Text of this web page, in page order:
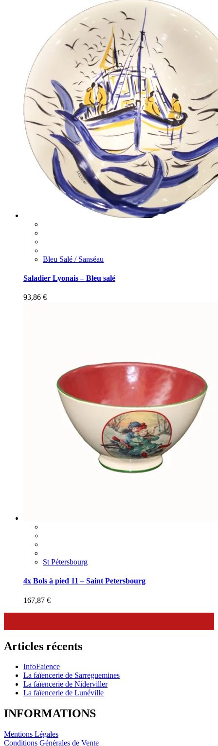
Bleu Salé / Sanséau
Saladier Lyonais – Bleu salé
93,86 €
St Pétersbourg
4x Bols à pied 11 – Saint Petersbourg
167,87 €
Articles récents
InfoFaience
La faïencerie de Sarreguemines
La faïencerie de Niderviller
La faïencerie de Lunéville
INFORMATIONS
Mentions Légales
Conditions Générales de Vente